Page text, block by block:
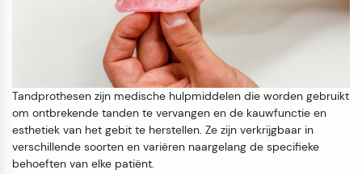
Tandprothesen zijn medische hulpmiddelen die worden gebruikt
om ontbrekende tanden te vervangen en de kauwfunctie en
esthetiek van het gebit te herstellen. Ze zijn verkrijgbaar in
verschillende soorten en variëren naargelang de specifieke
behoeften van elke patiënt.